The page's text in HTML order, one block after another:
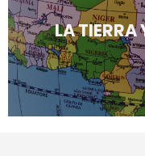
LA TIERRA